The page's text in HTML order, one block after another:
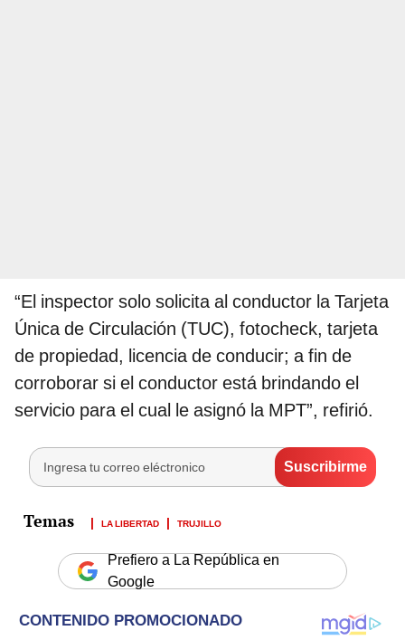
“El inspector solo solicita al conductor la Tarjeta
Única de Circulación (TUC), fotocheck, tarjeta
de propiedad, licencia de conducir; a fin de
corroborar si el conductor está brindando el
servicio para el cual le asignó la MPT”, refirió.
LA LIBERTAD TRUJILLO
Prefiero a La República en
Google